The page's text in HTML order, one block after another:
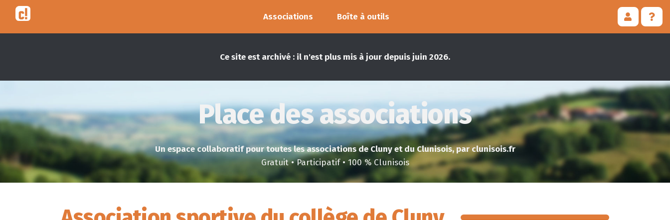
Associations Boîte à outils
Ce site est archivé : il n'est plus mis à jour depuis juin 2026.
Place des associations
Un espace collaboratif pour toutes les associations de Cluny et du Clunisois, par clunisois.fr
Gratuit • Participatif • 100 % Clunisois